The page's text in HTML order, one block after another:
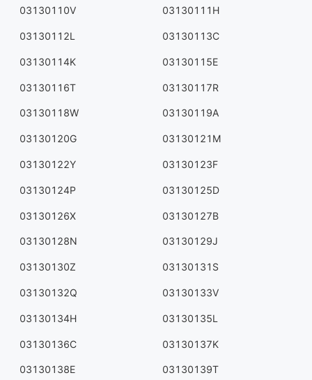
03130110V 03130111H
03130112L 03130113C
03130114K 03130115E
03130116T 03130117R
03130118W 03130119A
03130120G 03130121M
03130122Y 03130123F
03130124P 03130125D
03130126X 03130127B
03130128N 03130129J
03130130Z 03130131S
03130132Q 03130133V
03130134H 03130135L
03130136C 03130137K
03130138E 03130139T